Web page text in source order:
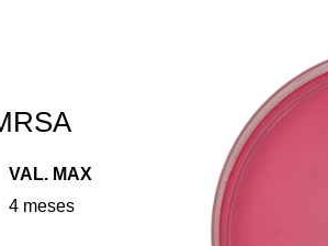
VAL. MAX
4 meses